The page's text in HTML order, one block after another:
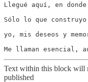
Llegué aquí, en
Sólo lo que construyo
yo, mis deseos y
Text within this block will
published